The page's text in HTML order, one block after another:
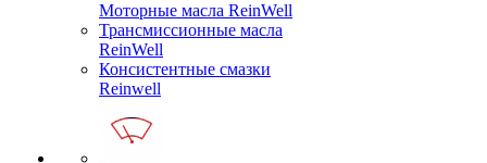
Моторные масла ReinWell
Трансмиссионные масла
ReinWell
Консистентные смазки
Reinwell